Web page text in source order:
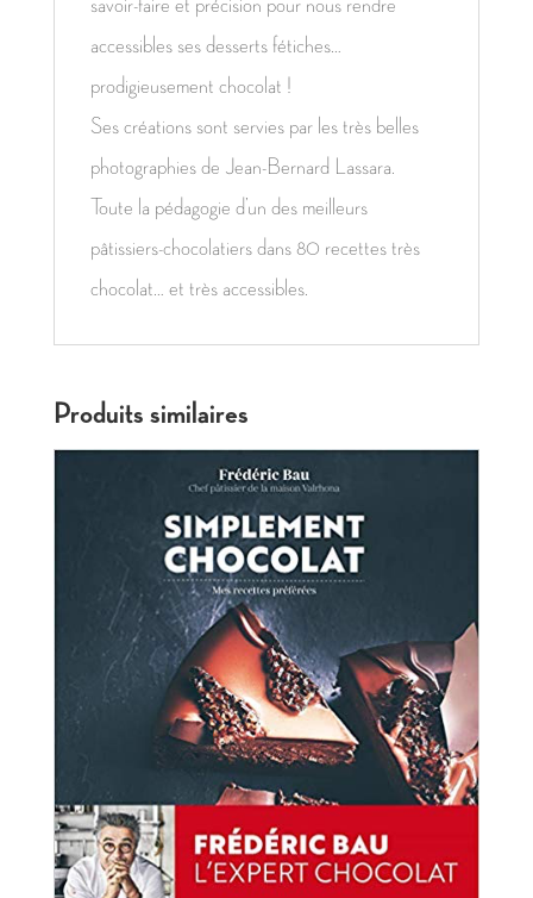
accessibles ses desserts fétiches…
prodigieusement chocolat !
Ses créations sont servies par les très belles
photographies de Jean-Bernard Lassara.
Toute la pédagogie d’un des meilleurs
pâtissiers-chocolatiers dans 80 recettes très
chocolat… et très accessibles.
Produits similaires